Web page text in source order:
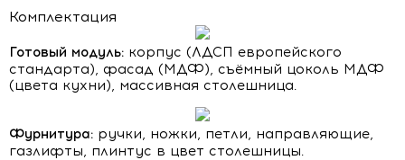
Комплектация
Готовый модуль: корпус (ЛДСП европейского
стандарта), фасад (МДФ), съёмный цоколь МДФ
(цвета кухни), массивная столешница.
Фурнитура: ручки, ножки, петли, направляющие,
газлифты, плинтус в цвет столешницы.